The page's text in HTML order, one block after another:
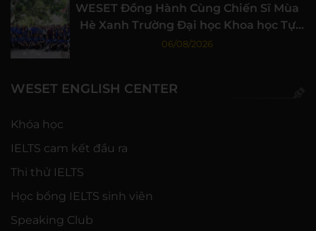
WESET Đồng Hành Cùng Chiến Sĩ Mùa
Hè Xanh Trường Đại học Khoa học Tự
nhiên, ĐHQG-HCM
06/08/2026
WESET ENGLISH CENTER
Khóa học
IELTS cam kết đầu ra
Thi thử IELTS
Học bổng IELTS sinh viên
Speaking Club